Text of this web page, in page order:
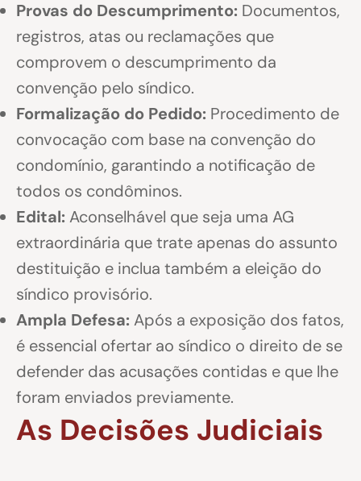
Provas do Descumprimento: Documentos,
registros, atas ou reclamações que
comprovem o descumprimento da
convenção pelo síndico.
Formalização do Pedido: Procedimento de
convocação com base na convenção do
condomínio, garantindo a notificação de
todos os condôminos.
Edital: Aconselhável que seja uma AG
extraordinária que trate apenas do assunto
destituição e inclua também a eleição do
síndico provisório.
Ampla Defesa: Após a exposição dos fatos,
é essencial ofertar ao síndico o direito de se
defender das acusações contidas e que lhe
foram enviados previamente.
As Decisões Judiciais